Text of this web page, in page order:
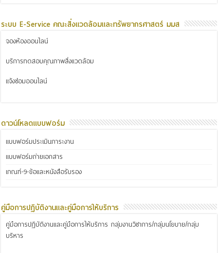
ระบบ E-Service คณะสิ่งแวดล้อมและทรัพยากรศาสตร์ มมส
จองห้องออนไลน์
บริการทดสอบคุณภาพสิ่งแวดล้อม
แจ้งซ่อมออนไลน์
ดาวน์โหลดแบบฟอร์ม
แบบฟอร์มประเมินภาระงาน
แบบฟอร์มถ่ายเอกสาร
เกณฑ์-9-ข้อและหนังสือรับรอง
คู่มือการปฏิบัติงานและคู่มือการให้บริการ
คู่มือการปฏิบัติงานและคู่มือการให้บริการ กลุ่มงานวิชาการ/กลุ่มนโยบาย/กลุ่ม
บริหาร